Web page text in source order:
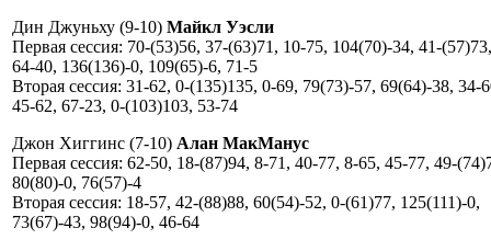
Дин Джуньху (9-10) Майкл Уэсли
Первая сессия: 70-(53)56, 37-(63)71, 10-75, 104(70)-34, 41-(57)73,
64-40, 136(136)-0, 109(65)-6, 71-5
Вторая сессия: 31-62, 0-(135)135, 0-69, 79(73)-57, 69(64)-38, 34-
45-62, 67-23, 0-(103)103, 53-74
Джон Хиггинс (7-10) Алан МакМанус
Первая сессия: 62-50, 18-(87)94, 8-71, 40-77, 8-65, 45-77, 49-
80(80)-0, 76(57)-4
Вторая сессия: 18-57, 42-(88)88, 60(54)-52, 0-(61)77, 125(111)-0,
73(67)-43, 98(94)-0, 46-64